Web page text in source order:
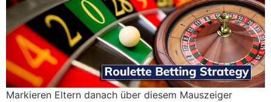
Markieren Eltern danach über diesem Mauszeiger